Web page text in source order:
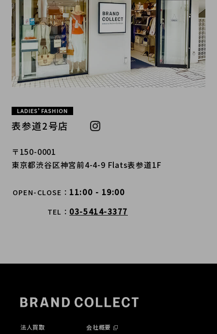
LADIES’ FASHION
表参道2号店
〒150-0001
東京都渋谷区神宮前4-4-9 Flats表参道1F
OPEN-CLOSE 11:00 - 19:00
TEL 03-5414-3377
法人買取 会社概要